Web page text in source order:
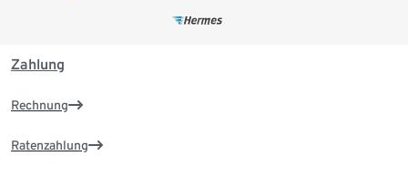
Zahlung
Rechnung
Ratenzahlung